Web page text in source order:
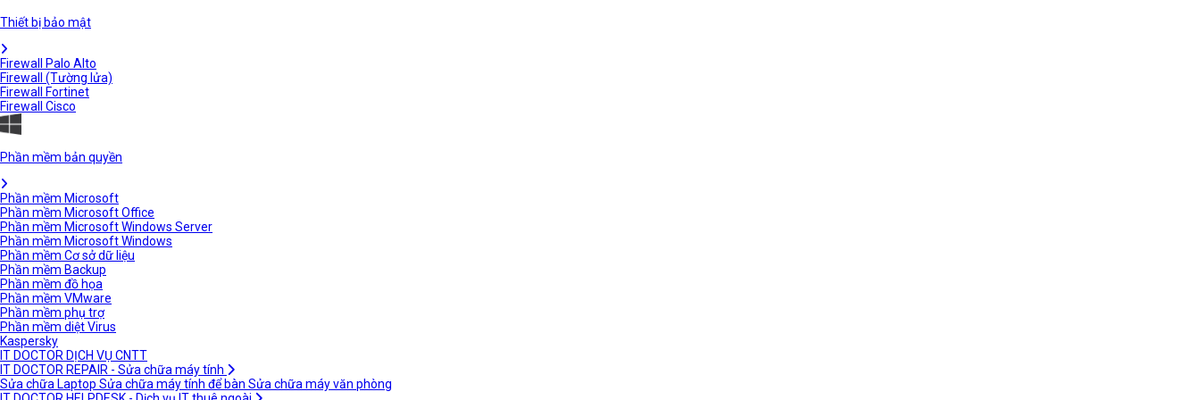
Thiết bị bảo mật
Firewall Palo Alto
Firewall (Tường lửa)
Firewall Fortinet
Firewall Cisco
Phần mềm bản quyền
Phần mềm Microsoft
Phần mềm Microsoft Office
Phần mềm Microsoft Windows Server
Phần mềm Microsoft Windows
Phần mềm Cơ sở dữ liệu
Phần mềm Backup
Phần mềm đồ họa
Phần mềm VMware
Phần mềm phụ trợ
Phần mềm diệt Virus
Kaspersky
IT DOCTOR DỊCH VỤ CNTT
IT DOCTOR REPAIR - Sửa chữa máy tính
Sửa chữa Laptop Sửa chữa máy tính để bàn Sửa chữa máy văn phòng